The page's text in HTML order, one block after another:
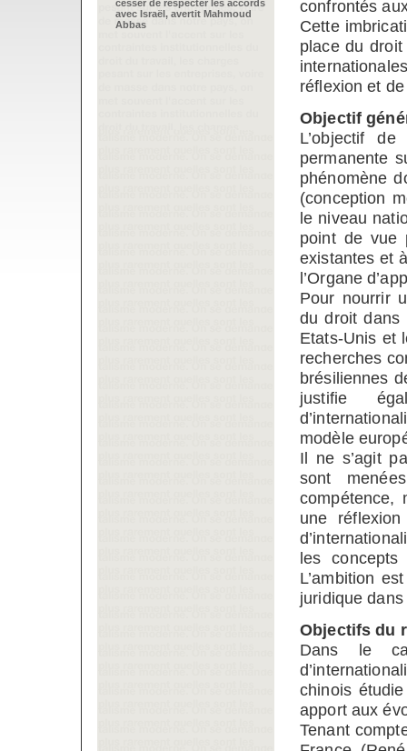
confrontés
Cette
place du
réflexion et
Objectif
L’objectif
permanente
phénomène
(conception
le niveau
point de vue
existantes et
l’Organe
Pour nourrir
du droit dans
Etats-Unis et
recherches
brésiliennes
justifie
modèle
Il ne s’agit
sont
compétence,
une
les
L’ambition
juridique
Objectifs du
Dans le
chinois
apport aux
Tenant
cesser de respecter les accords
avec Israël, avertit Mahmoud
Abbas